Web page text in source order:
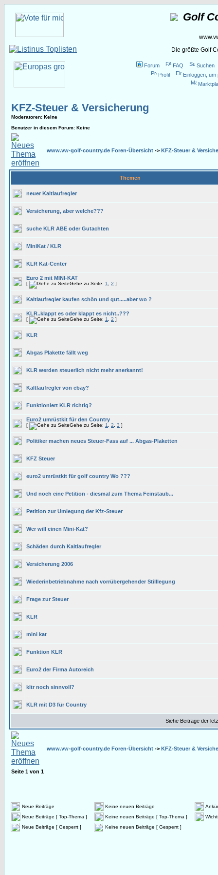
Golf
Die größte Golf
Forum FAQ
Suchen
Profil
Einloggen,
KFZ-Steuer & Versicherung
Moderatoren: Keine
Benutzer in diesem Forum: Keine
www.vw-golf-country.de Foren-Übersicht -> KFZ-Steuer &
Themen
neuer Kaltlaufregler
Versicherung, aber welche???
suche KLR ABE oder Gutachten
MiniKat / KLR
KLR Kat-Center
Euro 2 mit MINI-KAT
[ Gehe zu Seite: 1 2 ]
Kaltlaufregler kaufen schön und gut.....aber wo ?
KLR..klappt es oder klappt es nicht..???
[ Gehe zu Seite: 1 2 ]
KLR
Abgas Plakette fällt weg
KLR werden steuerlich nicht mehr anerkannt!
Kaltlaufregler von ebay?
Funktioniert KLR richtig?
Euro2 umrüstkit für den Country
[ Gehe zu Seite: 1 2 3 ]
Politiker machen neues Steuer-Fass auf ... Abgas-Plaketten
KFZ Steuer
euro2 umrüstkit für golf country Wo ???
Und noch eine Petition - diesmal zum Thema Feinstaub...
Petition zur Umlegung der Kfz-Steuer
Wer will einen Mini-Kat?
Schäden durch Kaltlaufregler
Versicherung 2006
Wiederinbetriebnahme nach vorrübergehender Stilllegung
Frage zur Steuer
KLR
mini kat
Funktion KLR
Euro2 der Firma Autoreich
kltr noch sinnvoll?
KLR mit D3 für Country
Siehe Beiträge der
www.vw-golf-country.de Foren-Übersicht -> KFZ-Steuer &
Seite 1 von 1
Neue Beiträge Keine neuen Beiträge
Neue Beiträge [ Top-Thema ]
Keine neuen Beiträge [ Top-Thema ]
Neue Beiträge [ Gesperrt ]
Keine neuen Beiträge [ Gesperrt ]